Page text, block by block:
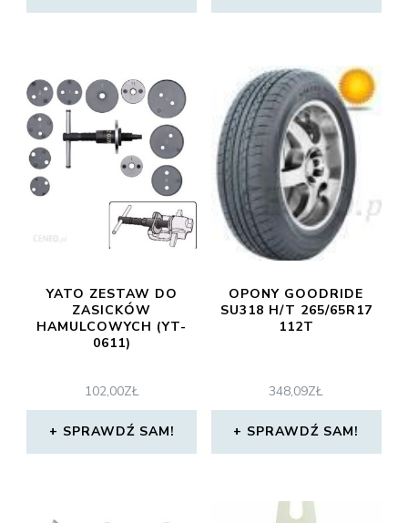
YATO ZESTAW DO
ZASICKÓW
HAMULCOWYCH (YT-
0611)
102,00ZŁ
SPRAWDŹ SAM!
OPONY GOODRIDE
SU318 H/T 265/65R17
112T
348,09ZŁ
SPRAWDŹ SAM!